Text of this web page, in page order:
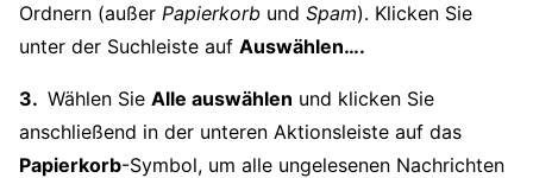
Ordnern (außer Papierkorb und Spam). Klicken Sie
unter der Suchleiste auf Auswählen….
Wählen Sie Alle auswählen und klicken Sie
anschließend in der unteren Aktionsleiste auf das
Papierkorb-Symbol, um alle ungelesenen Nachrichten